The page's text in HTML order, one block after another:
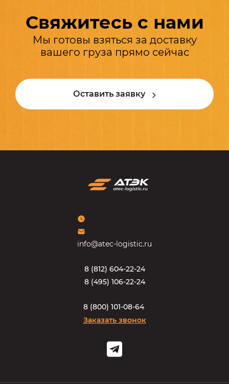
Свяжитесь с нами
Мы готовы взяться за доставку
вашего груза прямо сейчас
Оставить заявку
info@atec-logistic.ru
8 (812) 604-22-24
8 (495) 106-22-24
8 (800) 101-08-64
Заказать звонок